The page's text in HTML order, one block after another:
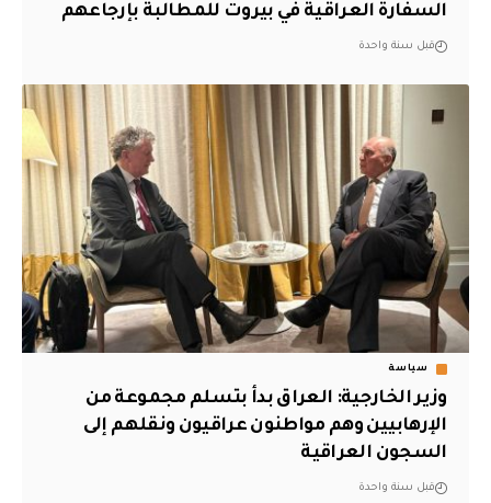
السفارة العراقية في بيروت للمطالبة بإرجاعهم
قبل سنة واحدة
سياسة
وزير الخارجية: العراق بدأ بتسلم مجموعة من
الإرهابيين وهم مواطنون عراقيون ونقلهم إلى
السجون العراقية
قبل سنة واحدة